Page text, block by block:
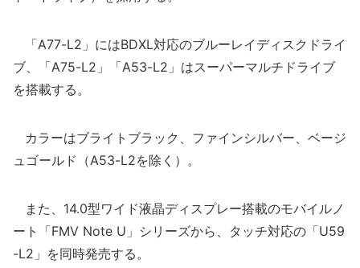
「A77-L2」にはBDXL対応のブルーレイディスクドライ
ブ、「A75-L2」「A53-L2」はスーパーマルチドライブ
を搭載する。
カラーはブライトブラック、ファインシルバー、ベージ
ュゴールド（A53-L2を除く）。
また、14.0型ワイド液晶ディスプレー搭載のモバイルノ
ート「FMV Note U」シリーズから、タッチ対応の「U59
-L2」を同時発売する。